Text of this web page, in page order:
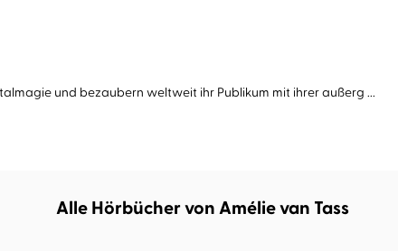
und bezaubern weltweit ihr Publikum mit ihrer außerg ...
Alle Hörbücher von Amélie van Tass